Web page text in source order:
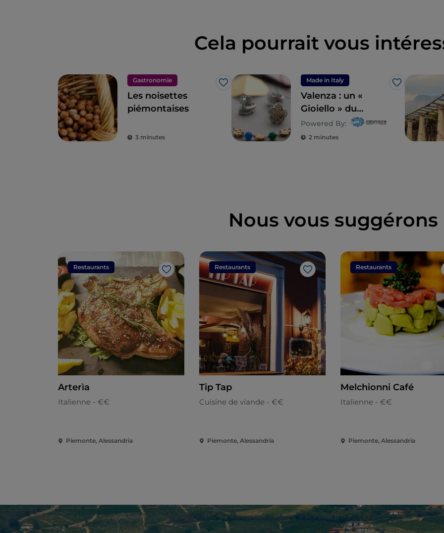
Cela pourrait vous
Gastronomie
J’aime
Les noisettes
piémontaises
3 minutes
Made in Italy
J’aime
Valenza : un «
Gioiello » du
Monferrato
Powered By:
2 minutes
Nous vous suggérons
Restaurants
J’aime
Arterìa
Italienne - €€
Piemonte, Alessandria
Restaurants
J’aime
Tip Tap
Cuisine de viande - €€
Piemonte, Alessandria
Restaurants
Melchionni Café
Italienne - €€
Piemonte, Alessandria